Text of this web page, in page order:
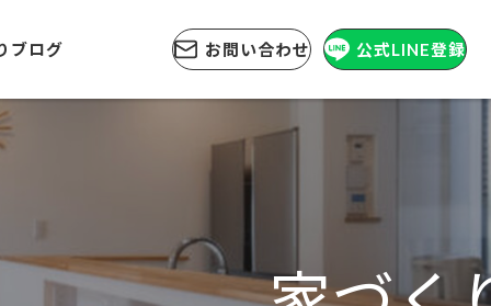
ブログ お問い合わせ 公式LINE登録